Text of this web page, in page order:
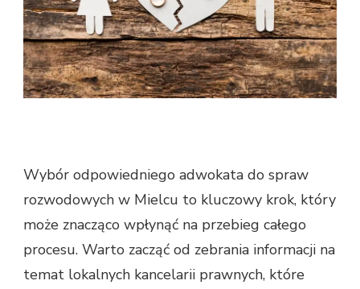
Wybór odpowiedniego adwokata do spraw
rozwodowych w Mielcu to kluczowy krok, który
może znacząco wpłynąć na przebieg całego
procesu. Warto zacząć od zebrania informacji na
temat lokalnych kancelarii prawnych, które